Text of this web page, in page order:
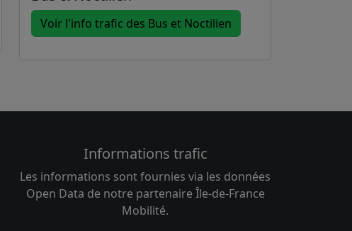
Voir l'info trafic des Bus et Noctilien
Informations trafic
Les informations sont fournies via les données
Open Data de notre partenaire Île-de-France
Mobilité.